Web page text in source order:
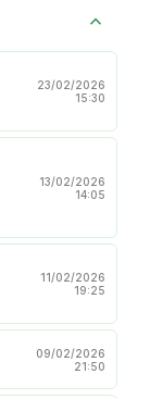
23/02/2026
15:30
13/02/2026
14:05
11/02/2026
19:25
09/02/2026
21:50